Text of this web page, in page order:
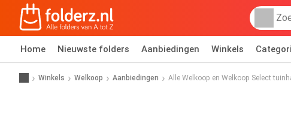
Home Nieuwste folders Aanbiedingen Winkels
Winkels Welkoop Aanbiedingen Alle Welkoop en Welkoop Select